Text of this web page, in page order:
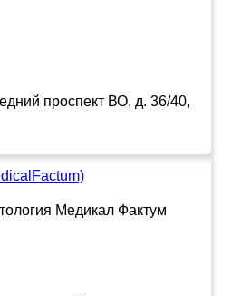
проспект ВО, д. 36/40,